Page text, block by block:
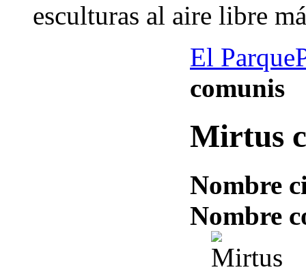
esculturas al aire libre
El Parque
comunis
Mirtus
Nombre
Nombre